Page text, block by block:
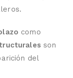
como
son
del